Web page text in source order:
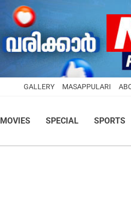
GALLERY MASAPPULARI
MOVIES SPECIAL SPORTS